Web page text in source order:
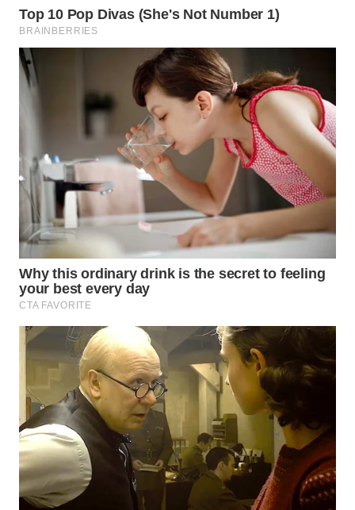
TANJUNG
LESUNG
WN
SIMALUNGUN
WN
LABUHANBATU
WN
TAPANULI
TENGAH
WN DELI
SERDANG
TEBING
TINGGI
WN
PAKPAK